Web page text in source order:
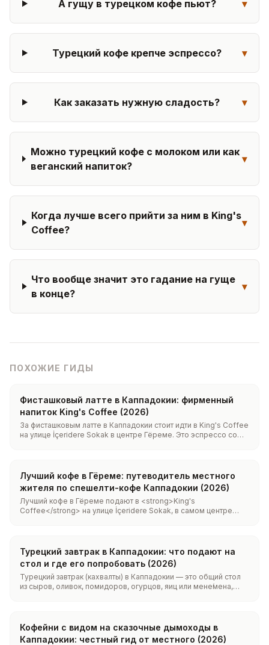
А гущу в турецком кофе пьют? ▾
Турецкий кофе крепче эспрессо? ▾
Как заказать нужную сладость? ▾
Можно турецкий кофе с молоком или как
веганский напиток?
▾
Когда лучше всего прийти за ним в King's
Coffee?
▾
Что вообще значит это гадание на гуще
в конце?
▾
ПОХОЖИЕ ГИДЫ
Фисташковый латте в Каппадокии: фирменный
напиток King's Coffee (2026)
За фисташковым латте в Каппадокии стоит идти в King's Coffee
на улице İçeridere Sokak в центре Гёреме. Это эспрессо со
приторно-сладким. Подаём горячим, со льдом и в веганском
варианте.
Лучший кофе в Гёреме: путеводитель местного
жителя по спешелти-кофе Каппадокии (2026)
Лучший кофе в Гёреме подают в <strong>King's
Coffee</strong> на улице İçeridere Sokak, в самом центре
зёрен одного происхождения, правильно сваренный кофе
по-турецки и фирменная линейка напитков с настоящей
антепской фисташкой. Открыто ежедневно с 06:30 до 20:00.
Турецкий завтрак в Каппадокии: что подают на
стол и где его попробовать (2026)
Турецкий завтрак (кахвалты) в Каппадокии — это общий стол
из сыров, оливок, помидоров, огурцов, яиц или мене́мена,
после того, как утренние воздушные шары приземлятся.
Кофейни с видом на сказочные дымоходы в
Каппадокии: честный гид от местного (2026)